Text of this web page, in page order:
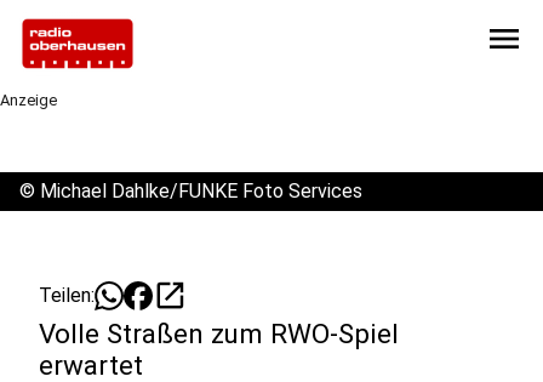
menu
Anzeige
© Michael Dahlke/FUNKE Foto Services
Teilen: open_in_new
Volle Straßen zum RWO-Spiel
erwartet